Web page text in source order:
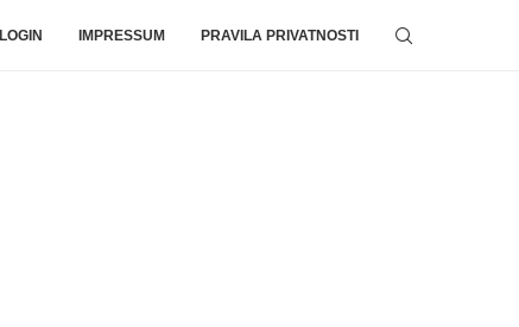
LOGIN IMPRESSUM PRAVILA PRIVATNOSTI